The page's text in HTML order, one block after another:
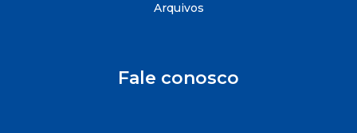
Arquivos
Fale conosco